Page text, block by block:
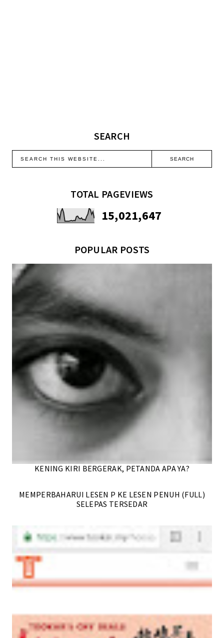
SEARCH
TOTAL PAGEVIEWS
15,021,647
POPULAR POSTS
KENING KIRI BERGERAK, PETANDA APA YA?
MEMPERBAHARUI LESEN P KE LESEN PENUH (FULL)
SELEPAS TERSEDAR